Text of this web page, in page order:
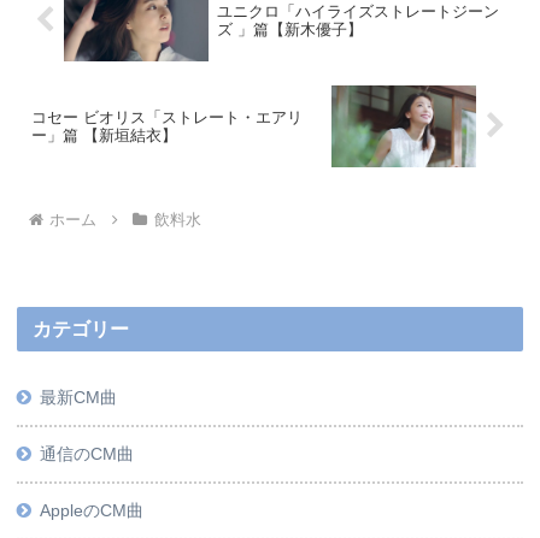
ユニクロ「ハイライズストレートジーン
ズ 」篇【新木優子】
コセー ビオリス「ストレート・エアリ
ー」篇 【新垣結衣】
ホーム 飲料水
カテゴリー
最新CM曲
通信のCM曲
AppleのCM曲